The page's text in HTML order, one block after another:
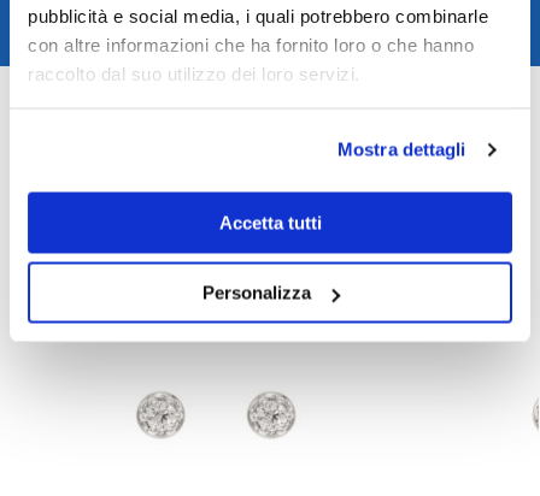
pubblicità e social media, i quali potrebbero combinarle
con altre informazioni che ha fornito loro o che hanno
raccolto dal suo utilizzo dei loro servizi.
Mostra dettagli
Accetta tutti
Personalizza
Assistenza clienti
COD: TAGBE-00255